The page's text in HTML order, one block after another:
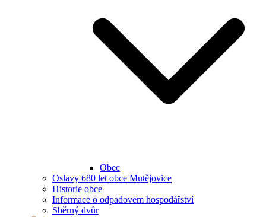
Obec
Oslavy 680 let obce Mutějovice
Historie obce
Informace o odpadovém hospodářství
Sběrný dvůr